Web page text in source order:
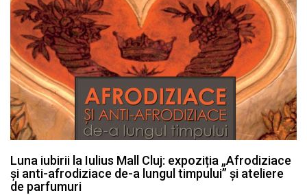
Luna iubirii la Iulius Mall Cluj: expoziția „Afrodiziace
și anti-afrodiziace de-a lungul timpului” și ateliere
de parfumuri